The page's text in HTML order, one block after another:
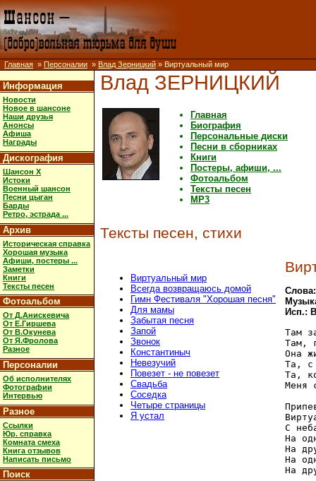
Главная » Персоналии » Влад Зерницкий » Виртуальный мир
Информация
Новости
Новое в шансоне
Наши друзья
Анонсы
Афиша
Награды
Дискография
Шансон X
Истоки
Военный шансон
Песни цыган
Барды
Ретро, эстрада ...
Архив
Историческая справка
Хорошая музыка
Афиши, постеры ...
Заметки
Книги
Тексты песен
Фотоальбом
От Д.Анискевича
От Е.Гиршева
От В.Окунева
От Я.Фролова
Разное
Персоналии
Об исполнителях
Фотографии
Интервью
Разное
Ссылки
Юр. справка
Комната смеха
Книга отзывов
Написать письмо
Поиск
Влад ЗЕРНИЦКИЙ
Главная
Биография
Персональные диски
Песни в сборниках
Книги
Постеры, афиши, ...
Фотоальбом
Тексты песен
MP3
Тексты песен, стихи
Виртуальный мир
Всегда возвращаюсь домой
Гимн Фестиваля "Хорошая песня"
Для мамы
Забытая песня
Запой
Звонок
Константиныч
Невезучий
Повезет - не повезет
Свадьба
Соседка
Четыре страницы
Я устал
Исп.:
Там
Там,
Она
Та, с
Та,
Меня
С
На
На
На
На